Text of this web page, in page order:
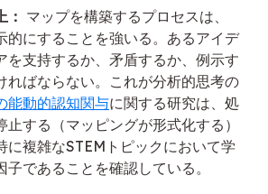
： マップを構築するプロセスは、
的にすることを強いる。あるアイデ
を支持するか、矛盾するか、例示す
ればならない。これが分析的思考の
能動的認知関与に関する研究は、処
する（マッピングが形式化する）
に複雑なSTEMトピックにおいて学
であることを確認している。